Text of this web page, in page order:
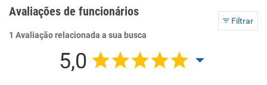
Avaliações de funcionários
Filtrar
1 Avaliação relacionada a sua busca
5,0